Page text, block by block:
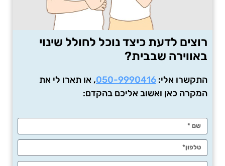
רוצים לדעת כיצד נוכל לחולל שינוי
באווירה שבבית?
התקשרו אלי: 050-9990416, או תארו לי את
המקרה כאן ואשוב אליכם בהקדם: